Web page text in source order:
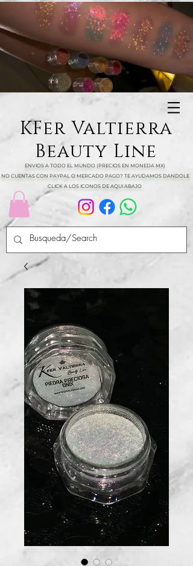
KFer Valtierra
Beauty Line
ENVIOS A TODO EL MUNDO (PRECIOS EN MONEDA MX)
NO CUENTAS CON PAYPAL O MERCADO PAGO? TE AYUDAMOS DANDOLE
CLICK A LOS ICONOS DE AQUI ABAJO